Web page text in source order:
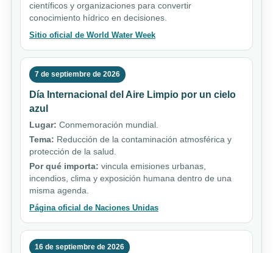
científicos y organizaciones para convertir
conocimiento hídrico en decisiones.
Sitio oficial de World Water Week
7 de septiembre de 2026
Día Internacional del Aire Limpio por un cielo
azul
Lugar: Conmemoración mundial.
Tema: Reducción de la contaminación atmosférica y
protección de la salud.
Por qué importa: vincula emisiones urbanas,
incendios, clima y exposición humana dentro de una
misma agenda.
Página oficial de Naciones Unidas
16 de septiembre de 2026